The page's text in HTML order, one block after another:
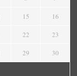
15 16
22 23
29 30